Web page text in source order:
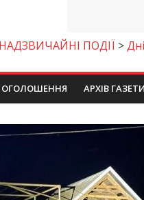
НАДЗВИЧАЙНІ ПОДІЇ >
ОГОЛОШЕННЯ АРХІВ ГАЗЕТИ